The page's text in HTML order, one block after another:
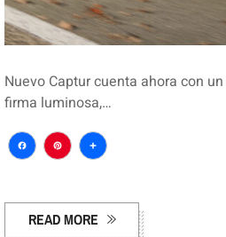
Nuevo Captur cuenta ahora con
firma luminosa,…
Facebook
Pinterest
Compartir
READ MORE